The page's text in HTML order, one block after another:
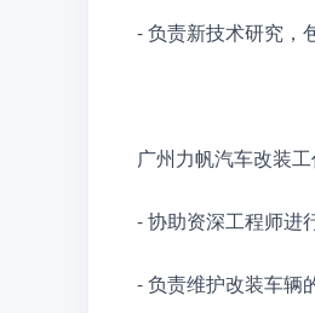
- 负责新技术研究，
广州力帆汽车改装
- 协助资深工程师进
- 负责维护改装车辆